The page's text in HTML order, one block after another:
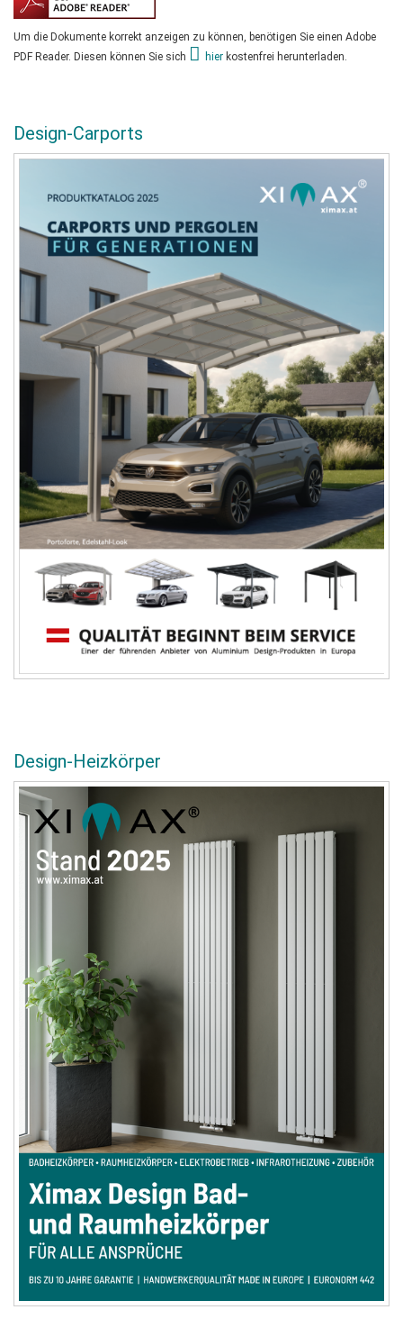
Um die Dokumente korrekt anzeigen zu können, benötigen Sie einen Adobe
PDF Reader. Diesen können Sie sich
hier kostenfrei herunterladen.
Design-Carports
Design-Heizkörper